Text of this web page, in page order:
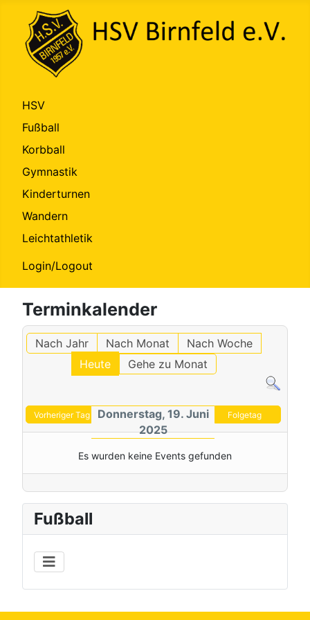
HSV
Fußball
Korbball
Gymnastik
Kinderturnen
Wandern
Leichtathletik
Login/Logout
Terminkalender
Nach Jahr Nach Monat
Nach Woche
Heute
Gehe zu Monat
Vorheriger Tag
Donnerstag, 19. Juni
2025
Folgetag
Es wurden keine Events gefunden
Fußball